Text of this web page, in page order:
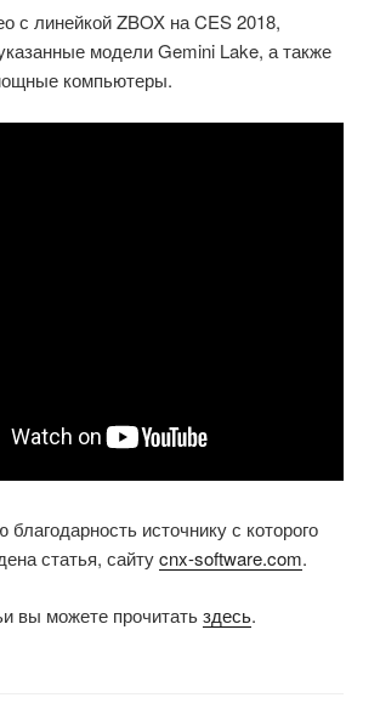
с линейкой ZBOX на CES 2018,
модели Gemini Lake, а также
компьютеры.
источнику с которого
статья, сайтуcnx-software.com.
вы можете прочитатьздесь.